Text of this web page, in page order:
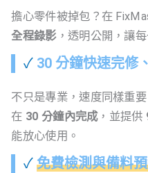
擔心零件被掉包？在
全程錄影，透明公開，讓
✓ 30 分鐘快速完修
不只是專業，速度同樣重
在 30 分鐘內完成，並提供
能放心使用。
✓ 免費檢測與備料